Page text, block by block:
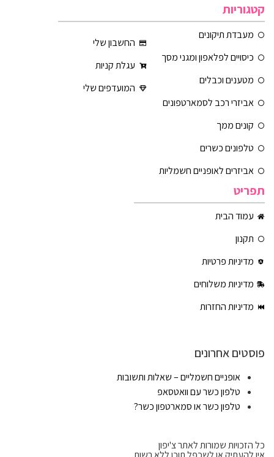
קטגוריות
מעבדת תיקונים
כיסויים לפלאפון ומגני מסך
מטענים וכבלים
אביזרי רכב לסמארטפונים
קונים ממך
טלפונים כשרים
אביזרים לאופניים חשמליות
החשבון שלי
עגלת קניות
המועדפים שלי
תפריט
עמוד הבית
תקנון
מדיניות פרטיות
מדיניות משלוחים
מדיניות החזרות
פוסטים אחרונים
אופניים חשמליים – שאלות ותשובות
טלפון כשר עם וואטסאפ
טלפון כשר או סמארטפון כשר?
כל הזכויות שמורות לאתר צ'יפון